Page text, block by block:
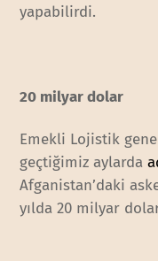
yapabilirdi.
20 milyar dolar
Emekli Lojistik
geçtiğimiz aylarda
Afganistan’daki
yılda 20 milyar